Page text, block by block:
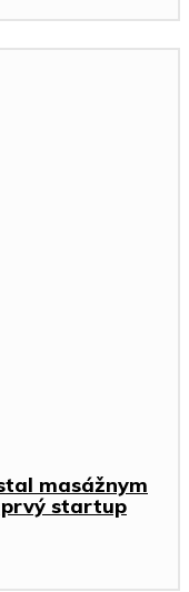
masážnym
prvý startup